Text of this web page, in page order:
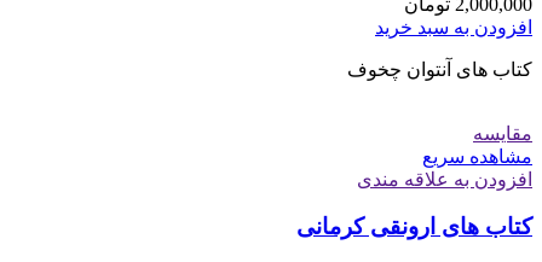
2,000,000 تومان
افزودن به سبد خرید
کتاب های آنتوان چخوف
مقایسه
مشاهده سریع
افزودن به علاقه مندی
کتاب های ارونقی کرمانی